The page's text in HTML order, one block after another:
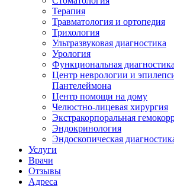
Терапия
Травматология и ортопедия
Трихология
Ультразвуковая диагностика
Урология
Функциональная диагностика
Центр неврологии и
Пантелеймона
Центр помощи на дому
Челюстно-лицевая хирургия
Экстракорпоральная
Эндокринология
Эндоскопическая
Услуги
Врачи
Отзывы
Адреса